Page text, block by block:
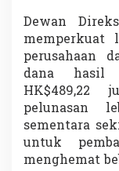
Dewan
memperkuat
perusahaan
dana hasil
HK$489,22
pelunasan
sementara
untuk
menghemat